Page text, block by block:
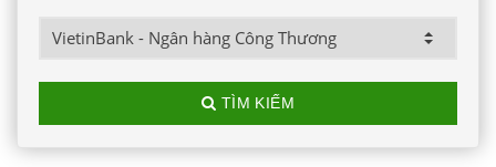
TÌM KIẾM